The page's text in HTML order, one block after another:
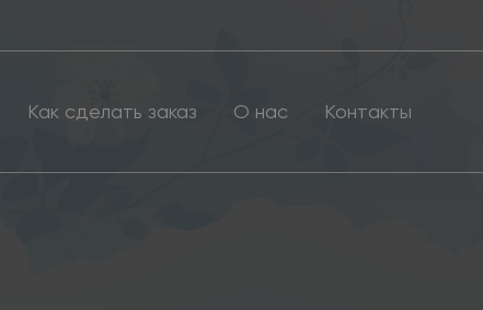
Как сделать заказ О нас Контакты